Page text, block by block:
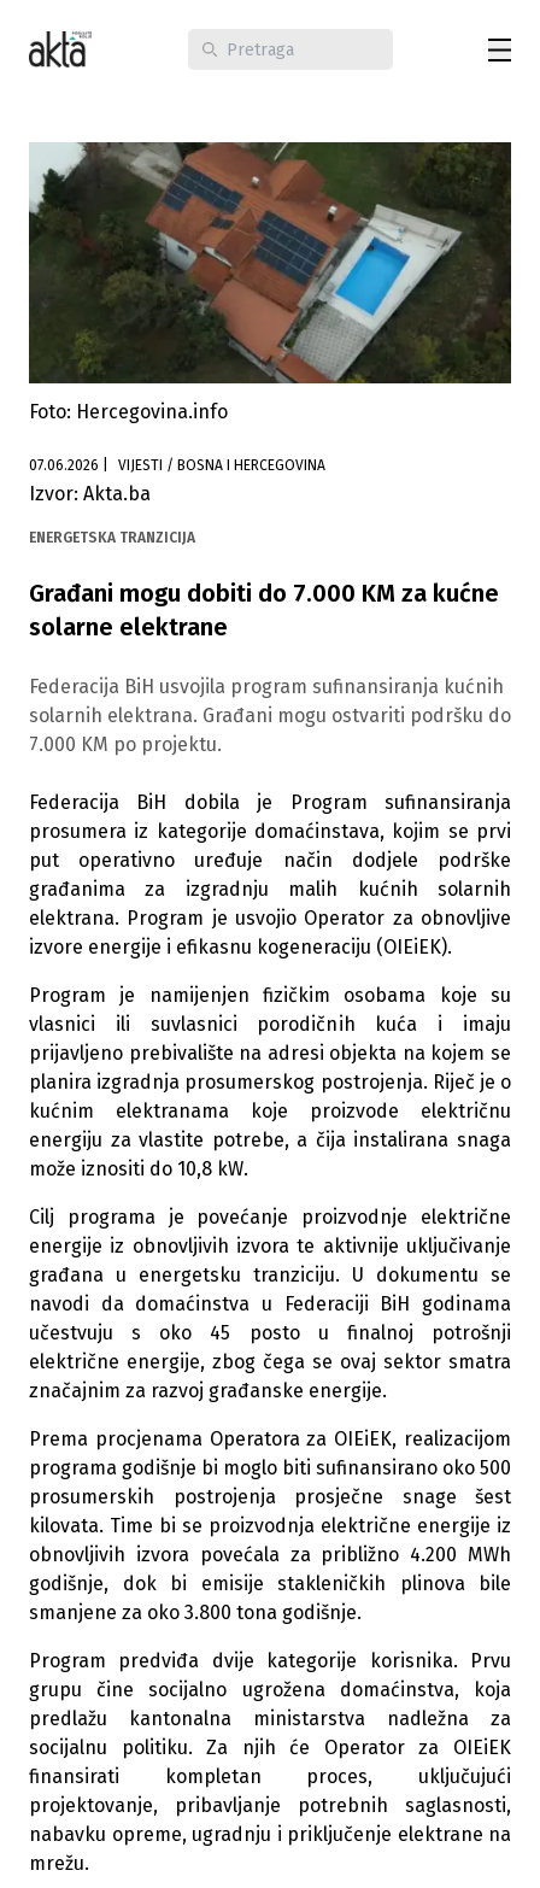
Foto: Hercegovina.info
07.06.2026 VIJESTI / BOSNA I HERCEGOVINA
Izvor: Akta.ba
ENERGETSKA TRANZICIJA
Građani mogu dobiti do 7.000 KM za kućne
solarne elektrane
Federacija BiH usvojila program sufinansiranja kućnih
solarnih elektrana. Građani mogu ostvariti podršku do
7.000 KM po projektu.
Federacija BiH dobila je Program sufinansiranja
prosumera iz kategorije domaćinstava, kojim se prvi
put operativno uređuje način dodjele podrške
građanima za izgradnju malih kućnih solarnih
elektrana. Program je usvojio Operator za obnovljive
izvore energije i efikasnu kogeneraciju (OIEiEK).
Program je namijenjen fizičkim osobama koje su
vlasnici ili suvlasnici porodičnih kuća i imaju
prijavljeno prebivalište na adresi objekta na kojem se
planira izgradnja prosumerskog postrojenja. Riječ je o
kućnim elektranama koje proizvode električnu
energiju za vlastite potrebe, a čija instalirana snaga
može iznositi do 10,8 kW.
Cilj programa je povećanje proizvodnje električne
energije iz obnovljivih izvora te aktivnije uključivanje
građana u energetsku tranziciju. U dokumentu se
navodi da domaćinstva u Federaciji BiH godinama
učestvuju s oko 45 posto u finalnoj potrošnji
električne energije, zbog čega se ovaj sektor smatra
značajnim za razvoj građanske energije.
Prema procjenama Operatora za OIEiEK, realizacijom
programa godišnje bi moglo biti sufinansirano oko 500
prosumerskih postrojenja prosječne snage šest
kilovata. Time bi se proizvodnja električne energije iz
obnovljivih izvora povećala za približno 4.200 MWh
godišnje, dok bi emisije stakleničkih plinova bile
smanjene za oko 3.800 tona godišnje.
Program predviđa dvije kategorije korisnika. Prvu
grupu čine socijalno ugrožena domaćinstva, koja
predlažu kantonalna ministarstva nadležna za
socijalnu politiku. Za njih će Operator za OIEiEK
finansirati kompletan proces, uključujući
projektovanje, pribavljanje potrebnih saglasnosti,
nabavku opreme, ugradnju i priključenje elektrane na
mrežu.